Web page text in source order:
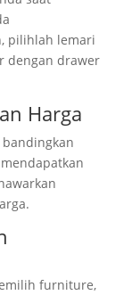
pilihlah lemari
dengan drawer
Harga
furniture,